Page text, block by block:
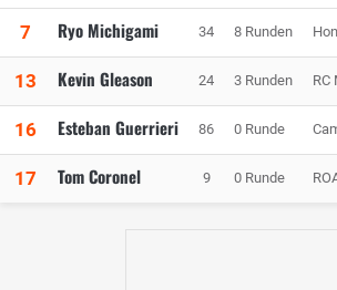
7 Ryo Michigami 34 8 Runden
13 Kevin Gleason 24 3 Runden RC
16 Esteban Guerrieri 86 0 Runde
17 Tom Coronel 9 0 Runde